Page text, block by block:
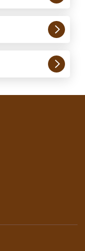
в машинах
груза,